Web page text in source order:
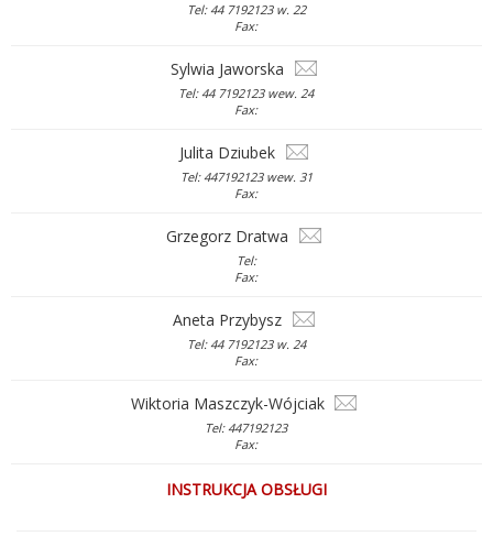
Tel: 44 7192123 w. 22
Fax:
Sylwia Jaworska
Tel: 44 7192123 wew. 24
Fax:
Julita Dziubek
Tel: 447192123 wew. 31
Fax:
Grzegorz Dratwa
Tel:
Fax:
Aneta Przybysz
Tel: 44 7192123 w. 24
Fax:
Wiktoria Maszczyk-Wójciak
Tel: 447192123
Fax:
INSTRUKCJA OBSŁUGI